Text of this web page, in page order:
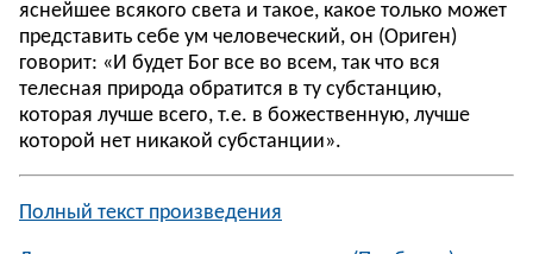
яснейшее всякого света и такое, какое только может
представить себе ум человеческий, он (Ориген)
говорит: «И будет Бог все во всем, так что вся
телесная природа обратится в ту субстанцию,
которая лучше всего, т.е. в божественную, лучше
которой нет никакой субстанции».
Полный текст произведения